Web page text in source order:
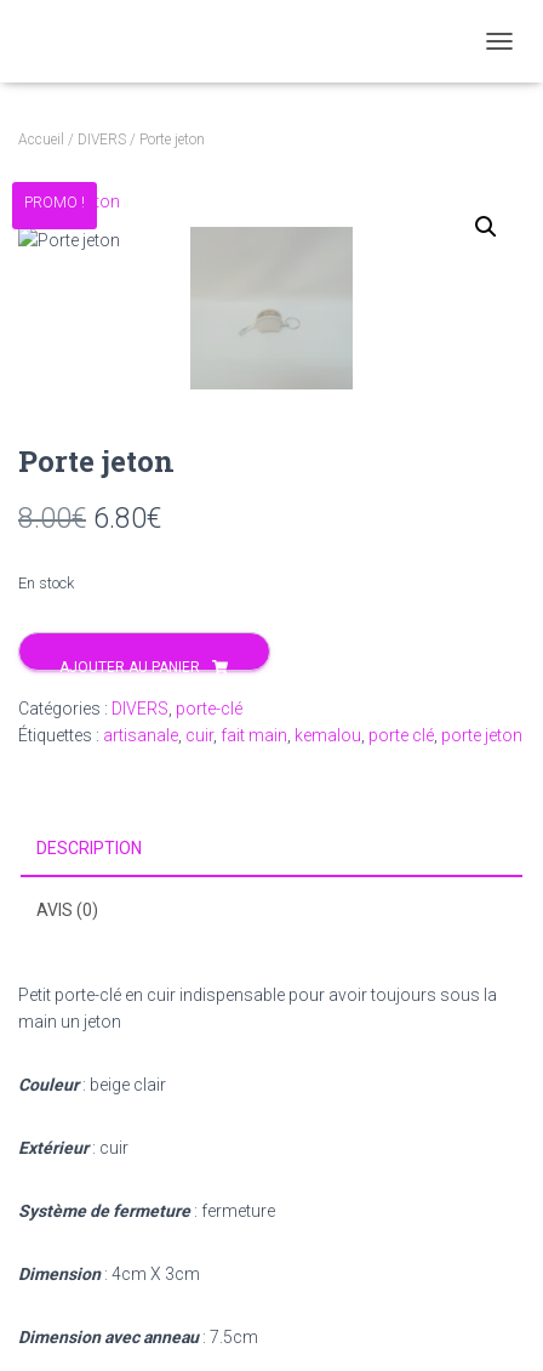
Accueil / DIVERS / Porte jeton
PROMO !
Porte jeton
8.00€ Le
8.00€.
6.80€Le
6.80€.
En stock
quantité
de
Porte
jeton
AJOUTER AU PANIER
Catégories : DIVERS porte-clé
Étiquettes : artisanale cuir, fait main kemalou porte clé porte jeton
DESCRIPTION
AVIS (0)
Petit porte-clé en cuir indispensable pour avoir toujours sous la
main un jeton
Couleur: beige clair
Extérieur: cuir
Système de fermeture: fermeture
Dimension: 4cm X 3cm
Dimension avec anneau: 7.5cm